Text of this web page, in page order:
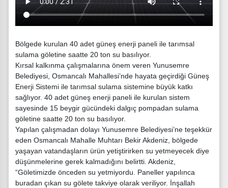
Bölgede kurulan 40 adet güneş enerji paneli ile tarımsal
sulama göletine saatte 20 ton su basılıyor.
Kırsal kalkınma çalışmalarına önem veren Yunusemre
Belediyesi, Osmancalı Mahallesi’nde hayata geçirdiği Güneş
Enerji Sistemi ile tarımsal sulama sistemine büyük katkı
sağlıyor. 40 adet güneş enerji paneli ile kurulan sistem
sayesinde 15 beygir gücündeki dalgıç pompadan sulama
göletine saatte 20 ton su basılıyor.
Yapılan çalışmadan dolayı Yunusemre Belediyesi’ne teşekkür
eden Osmancalı Mahalle Muhtarı Bekir Akdeniz, bölgede
yaşayan vatandaşların ürün yetiştirirken su yetmeyecek diye
düşünmelerine gerek kalmadığını belirtti. Akdeniz,
“Göletimizde önceden su yetmiyordu. Paneller yapılınca
buradan çıkan su gölete takviye olarak veriliyor. İnşallah